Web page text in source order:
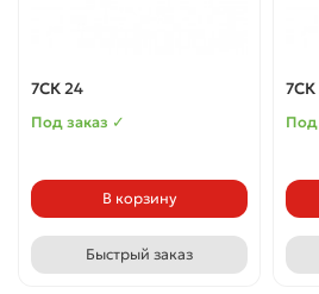
7СК 24
Под заказ ✓
В корзину
Быстрый заказ
7СК
Под